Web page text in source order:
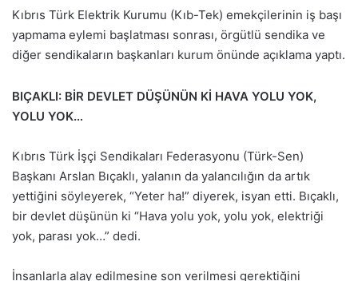
Kıbrıs Türk Elektrik Kurumu (Kıb-Tek) emekçilerinin iş başı
yapmama eylemi başlatması sonrası, örgütlü sendika ve
diğer sendikaların başkanları kurum önünde açıklama yaptı.
BIÇAKLI: BİR DEVLET DÜŞÜNÜN Kİ HAVA YOLU YOK,
YOLU YOK…
Kıbrıs Türk İşçi Sendikaları Federasyonu (Türk-Sen)
Başkanı Arslan Bıçaklı, yalanın da yalancılığın da artık
yettiğini söyleyerek, “Yeter ha!” diyerek, isyan etti. Bıçaklı,
bir devlet düşünün ki “Hava yolu yok, yolu yok, elektriği
yok, parası yok…” dedi.
İnsanlarla alay edilmesine son verilmesi gerektiğini